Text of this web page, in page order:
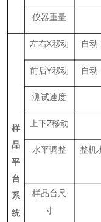
仪器重量
样
品
平
台
系
统
左右X移动 自动
前后Y移动 自动
测试速度
上下Z移动
水平调整
整机
样品台尺
寸